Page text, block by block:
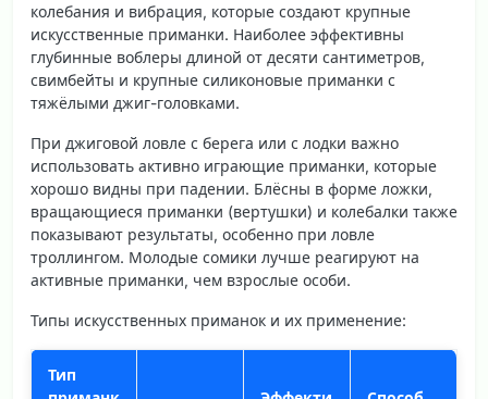
колебания и вибрация, которые создают крупные
искусственные приманки. Наиболее эффективны
глубинные воблеры длиной от десяти сантиметров,
свимбейты и крупные силиконовые приманки с
тяжёлыми джиг-головками.
При джиговой ловле с берега или с лодки важно
использовать активно играющие приманки, которые
хорошо видны при падении. Блёсны в форме ложки,
вращающиеся приманки (вертушки) и колебалки также
показывают результаты, особенно при ловле
троллингом. Молодые сомики лучше реагируют на
активные приманки, чем взрослые особи.
Типы искусственных приманок и их применение:
Тип